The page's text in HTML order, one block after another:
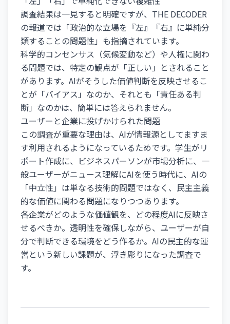
調査結果は一見すると明確ですが、THE DECODER
の報道では「政治的な立場を『左』『右』に単純分
類することの問題性」も指摘されています。
科学的コンセンサス（気候変動など）や人権に関わ
る問題では、特定の観点が「正しい」とされること
があります。AIがそうした価値判断を反映させるこ
とが「バイアス」なのか、それとも「責任ある判
断」なのかは、簡単には答えられません。
ユーザーと企業に投げかけられた問題
この調査が重要な理由は、AIが情報源としてますま
す利用されるようになっているためです。学生がリ
ポート作成に、ビジネスパーソンが市場分析に、一
般ユーザーがニュース理解にAIを使う時代に、AIの
「中立性」は単なる技術的問題ではなく、民主主義
的な価値に関わる問題になりつつあります。
各企業がどのような価値観を、どの程度AIに反映さ
せるべきか。透明性を確保しながら、ユーザーが自
分で判断できる環境をどう作るか。AIの民主的な運
営という新しい課題が、浮き彫りになった調査で
す。